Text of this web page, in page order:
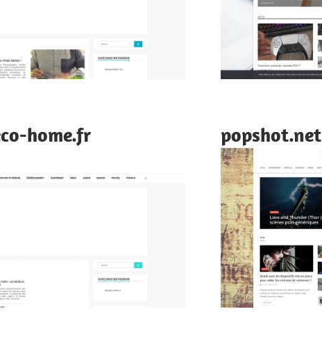
home.fr popshot.net